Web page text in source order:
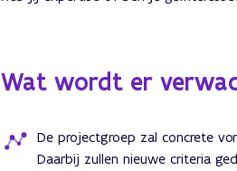
Wat wordt er
De projectgroep zal concrete
Daarbij zullen nieuwe criteria